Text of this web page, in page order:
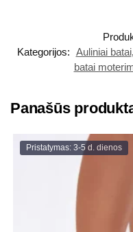
Kategorijos: Auliniai batai,
batai
Panašūs
Pristatymas: 3-5 d. dienos